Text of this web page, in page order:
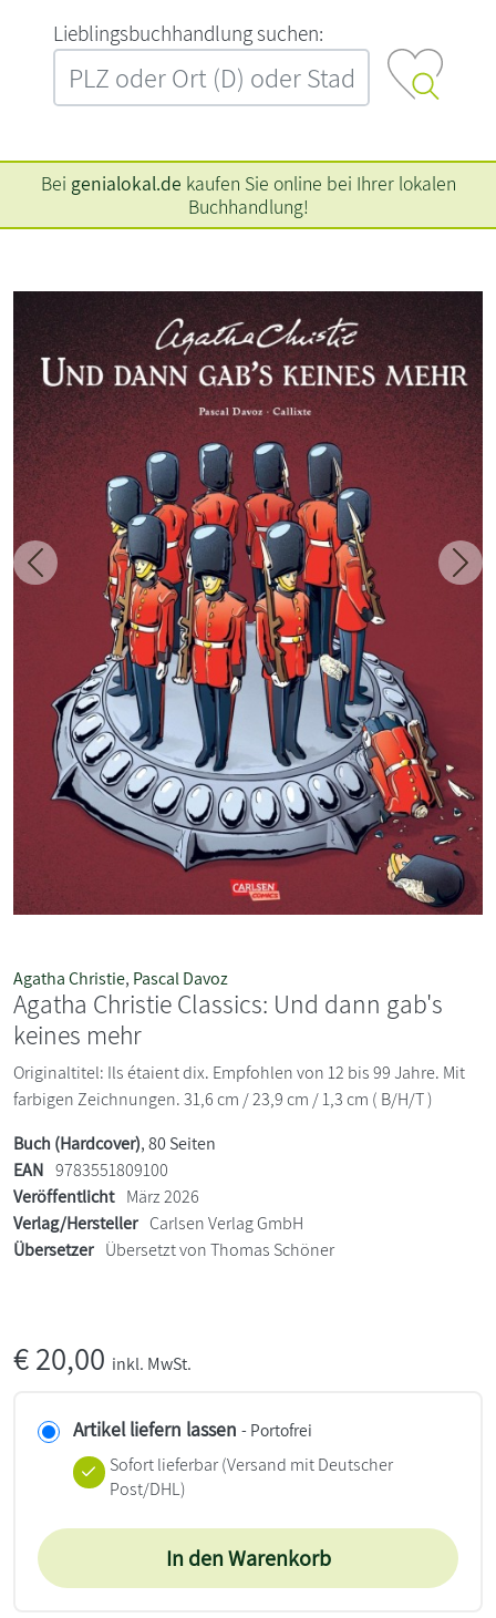
L‍i‍e‍b‍l‍i‍n‍g‍s‍b‍u‍c‍h‍h‍a‍n‍d‍l‍u‍n‍g‍ ‍s‍u‍c‍h‍e‍n‍:‍
Bei genialokal.de kaufen Sie online bei Ihrer lokalen
Buchhandlung!
Zurück
Agatha Christie, Pascal Davoz
Agatha Christie Classics: Und dann gab's
keines mehr
Originaltitel: Ils étaient dix. Empfohlen von 12 bis 99 Jahre. Mit
farbigen Zeichnungen. 31,6 cm / 23,9 cm / 1,3 cm ( B/H/T )
Buch (Hardcover), 80 Seiten
EAN 9783551809100
Veröffentlicht März 2026
Verlag/Hersteller Carlsen Verlag GmbH
Übersetzer Übersetzt von Thomas Schöner
€20,00 inkl. MwSt.
Artikel liefern lassen - Portofrei
Sofort lieferbar(Versand mit Deutscher
Post/DHL)
In den Warenkorb